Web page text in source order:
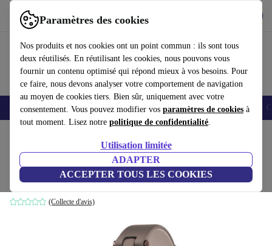
Paramètres des cookies
Nos produits et nos cookies ont un point commun : ils sont tous
deux réutilisés. En réutilisant les cookies, nous pouvons vous
fournir un contenu optimisé qui répond mieux à vos besoins. Pour
ce faire, nous devons analyser votre comportement de navigation
au moyen de cookies tiers. Bien sûr, uniquement avec votre
consentement. Vous pouvez modifier vos paramètres de cookies à
tout moment. Lisez notre politique de confidentialité.
Utilisation limitée
ADAPTER
ACCEPTER TOUS LES COOKIES
Utilisez refurbed rapidement et facilement
Smartphones Laptops Tablettes Montres connectées Accessoires
Garmin Lily Classic (2021)
bronze | marron
(Collecte d'avis)